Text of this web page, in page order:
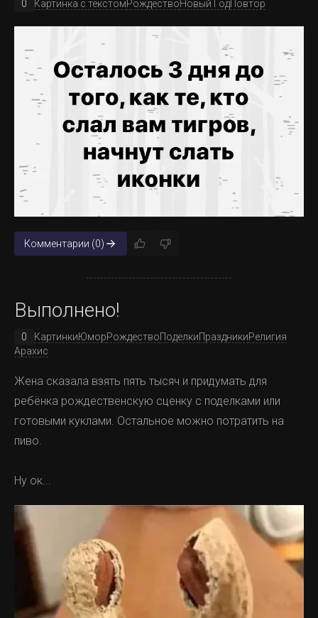
В Сенегале на пляже люди поиграли в футбол.
готовится отметить свой 190-й (примерно) День
Рождения. Будет пирог из овощей и фруктов и
молодая пятидесятилетняя подружка.
Спасибо за внимание, увидимся завтра.
0 Картинка с текстомРождествоНовый Год Повтор
Комментарии (0)
Выполнено!
0 КартинкиЮморРождествоПоделкиПраздникиРелигия
Арахис
Жена сказала взять пять тысяч и придумать для
ребёнка рождественскую сценку с поделками или
готовыми куклами. Остальное можно потратить на
пиво.
Ну ок...